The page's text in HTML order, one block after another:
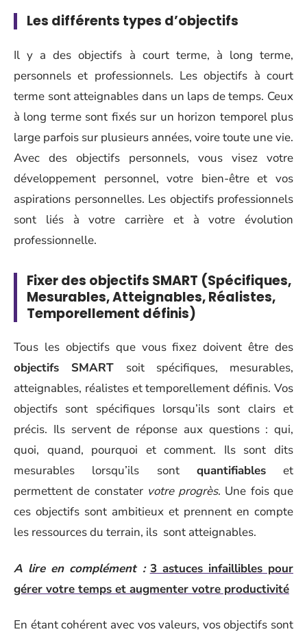
Les différents types d’objectifs
Il y a des objectifs à court terme, à long terme,
personnels et professionnels. Les objectifs à court
terme sont atteignables dans un laps de temps. Ceux
à long terme sont fixés sur un horizon temporel plus
large parfois sur plusieurs années, voire toute une vie.
Avec des objectifs personnels, vous visez votre
développement personnel, votre bien-être et vos
aspirations personnelles. Les objectifs professionnels
sont liés à votre carrière et à votre évolution
professionnelle.
Fixer des objectifs SMART (Spécifiques,
Mesurables, Atteignables, Réalistes,
Temporellement définis)
Tous les objectifs que vous fixez doivent être des
objectifs SMART soit spécifiques, mesurables,
atteignables, réalistes et temporellement définis. Vos
objectifs sont spécifiques lorsqu’ils sont clairs et
précis. Ils servent de réponse aux questions : qui,
quoi, quand, pourquoi et comment. Ils sont dits
mesurables lorsqu’ils sont quantifiableset
permettent de constater votre progrès. Une fois que
ces objectifs sont ambitieux et prennent en compte
les ressources du terrain, ils sont atteignables.
A lire en complément : 3 astuces infaillibles pour
gérer votre temps et augmenter votre productivité
En étant cohérent avec vos valeurs, vos objectifs sont